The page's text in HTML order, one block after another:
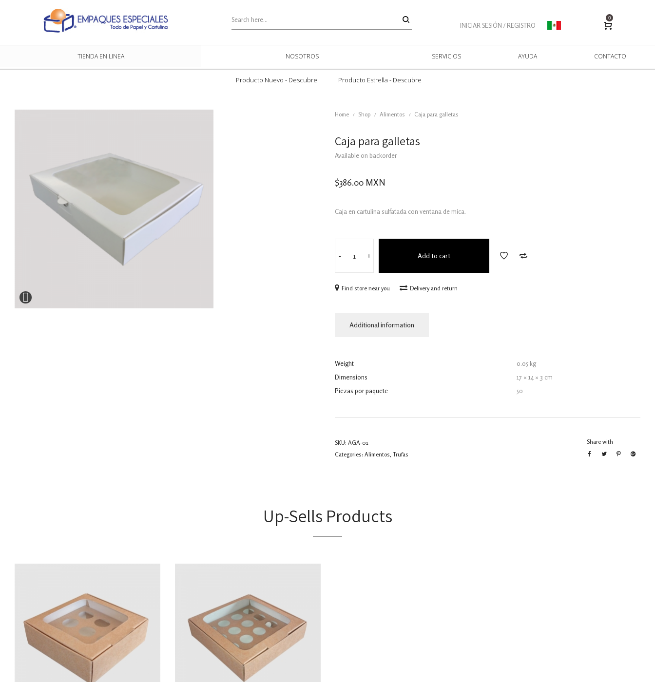
INICIAR SESIÓN / REGISTRO
0
TIENDA EN LINEA NOSOTROS SERVICIOS AYUDA CONTACTO
Producto Nuevo - Descubre Producto Estrella - Descubre
Home / Shop / Alimentos / Caja para galletas
Caja para galletas
Available on backorder
$386.00 MXN
Caja en cartulina sulfatada con ventana de mica.
- + Add to cart
Find store near you Delivery and return
Additional information
Weight
0.05 kg
Dimensions
17 × 14 × 3 cm
Piezas por paquete
50
SKU: AGA-01
Categories: Alimentos, Trufas
Share with
Up-Sells Products